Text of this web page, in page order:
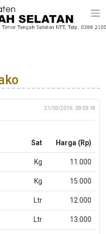
21/03/2016 09:03:18
Sat Harga (Rp)
Kg 11.000
Kg 15.000
Ltr 12.000
Ltr 13.000